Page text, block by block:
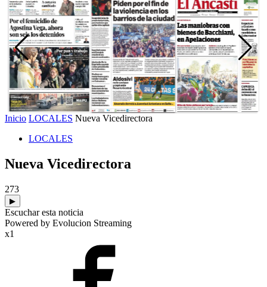
Inicio LOCALES Nueva Vicedirectora
LOCALES
Nueva Vicedirectora
273
▶
Escuchar esta noticia
Powered by Evolucion Streaming
x1